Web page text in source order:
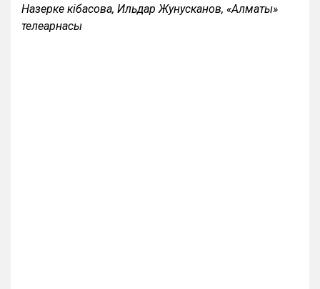
Назерке Үкібасова, Ильдар Жунусканов, «Алматы»
телеарнасы